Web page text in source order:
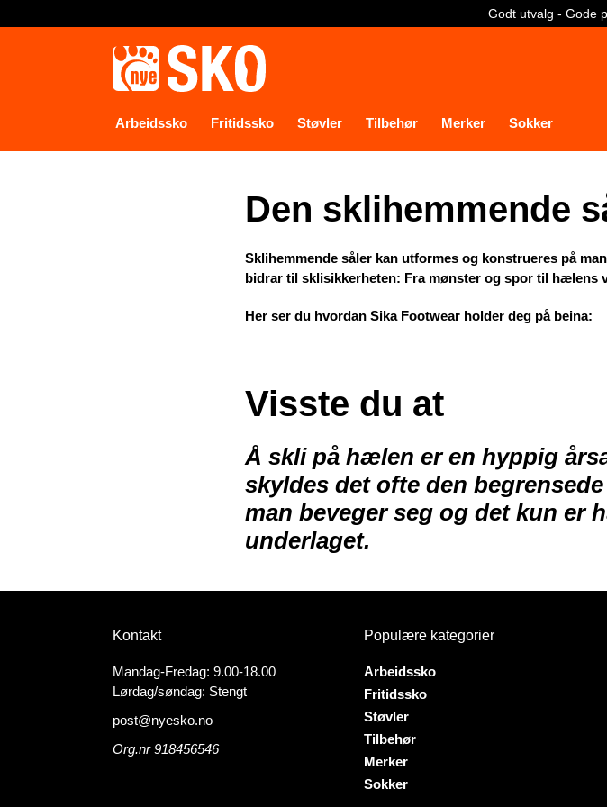
Godt utvalg - Gode
Arbeidssko Fritidssko Støvler Tilbehør Merker Sokker
Den sklihemmende
Sklihemmende såler kan utformes og konstrueres på
bidrar til sklisikkerheten: Fra mønster og spor til hælens
Her ser du hvordan Sika Footwear holder deg på beina:
Visste du at
Å skli på hælen er en hyppig
skyldes det ofte den
man beveger seg og det kun er
underlaget.
Kontakt
Mandag-Fredag: 9.00-18.00
Lørdag/søndag: Stengt
post@nyesko.no
Org.nr 918456546
Populære kategorier
Arbeidssko
Fritidssko
Støvler
Tilbehør
Merker
Sokker